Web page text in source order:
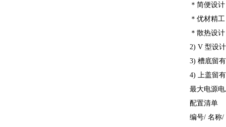
＊简便设
＊优材精
＊散热设
2) V 型设
3) 槽底留
4) 上盖留
最大电源
配置清单
编号/ 名称/